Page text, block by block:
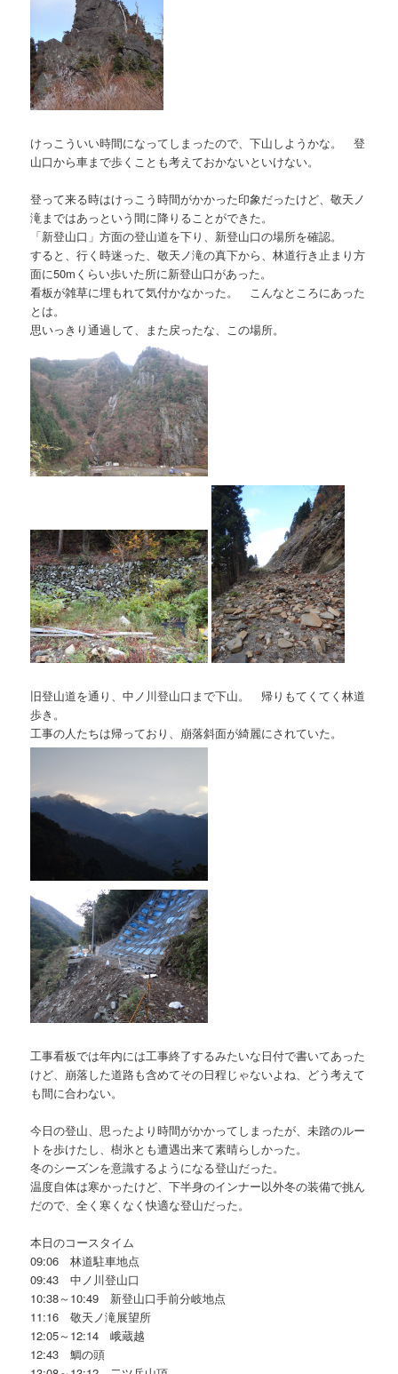
けっこういい時間になってしまったので、下山しようかな。 登
山口から車まで歩くことも考えておかないといけない。
登って来る時はけっこう時間がかかった印象だったけど、敬天ノ
滝まではあっという間に降りることができた。
「新登山口」方面の登山道を下り、新登山口の場所を確認。
すると、行く時迷った、敬天ノ滝の真下から、林道行き止まり方
面に50mくらい歩いた所に新登山口があった。
看板が雑草に埋もれて気付かなかった。 こんなところにあった
とは。
思いっきり通過して、また戻ったな、この場所。
旧登山道を通り、中ノ川登山口まで下山。 帰りもてくてく林道
歩き。
工事の人たちは帰っており、崩落斜面が綺麗にされていた。
工事看板では年内には工事終了するみたいな日付で書いてあった
けど、崩落した道路も含めてその日程じゃないよね、どう考えて
も間に合わない。
今日の登山、思ったより時間がかかってしまったが、未踏のルー
トを歩けたし、樹氷とも遭遇出来て素晴らしかった。
冬のシーズンを意識するようになる登山だった。
温度自体は寒かったけど、下半身のインナー以外冬の装備で挑ん
だので、全く寒くなく快適な登山だった。
本日のコースタイム
09:06 林道駐車地点
09:43 中ノ川登山口
10:38～10:49 新登山口手前分岐地点
11:16 敬天ノ滝展望所
12:05～12:14 峨蔵越
12:43 鯛の頭